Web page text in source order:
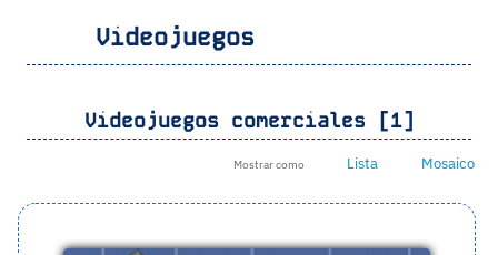
Videojuegos
Videojuegos comerciales [1]
Mostrar como Lista Mosaico